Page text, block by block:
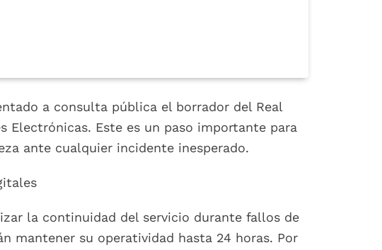
a consulta pública el borrador del Real
Electrónicas. Este es un paso importante para
ante cualquier incidente inesperado.
la continuidad del servicio durante fallos de
mantener su operatividad hasta 24 horas. Por